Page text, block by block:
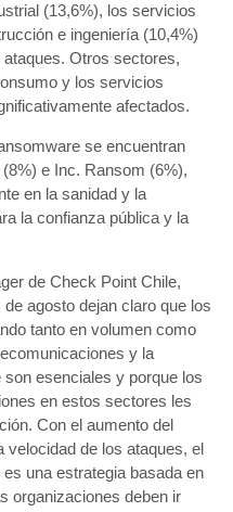
(13,6%), los servicios
e ingeniería (10,4%)
Otros sectores,
y los servicios
afectados.
se encuentran
e Inc. Ransom (6%),
en la sanidad y la
la confianza pública y la
de Check Point Chile,
agosto dejan claro que los
tanto en volumen como
y la
esenciales y porque los
en estos sectores les
Con el aumento del
velocidad de los ataques, el
una estrategia basada en
organizaciones deben ir